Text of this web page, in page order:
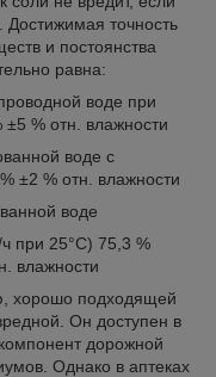
точность
и постоянства
равна:
воде при
±5 % отн. влажности
воде с
±2 % отн. влажности
воде
при 25°C) 75,3 %
влажности
хорошо подходящей
Он доступен в
дорожной
Однако в аптеках